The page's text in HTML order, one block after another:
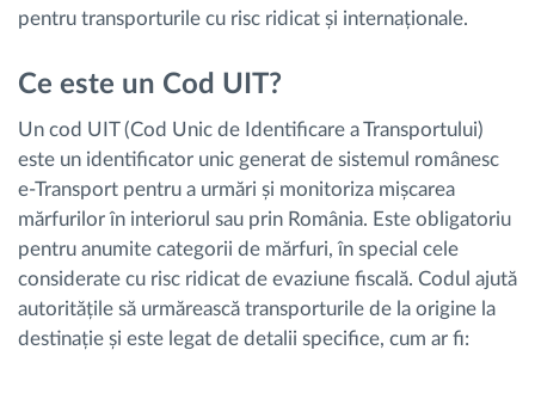
pentru transporturile cu risc ridicat și internaționale.
Ce este un Cod UIT?
Un cod UIT (Cod Unic de Identificare a Transportului)
este un identificator unic generat de sistemul românesc
e-Transport pentru a urmări și monitoriza mișcarea
mărfurilor în interiorul sau prin România. Este obligatoriu
pentru anumite categorii de mărfuri, în special cele
considerate cu risc ridicat de evaziune fiscală. Codul ajută
autoritățile să urmărească transporturile de la origine la
destinație și este legat de detalii specifice, cum ar fi: